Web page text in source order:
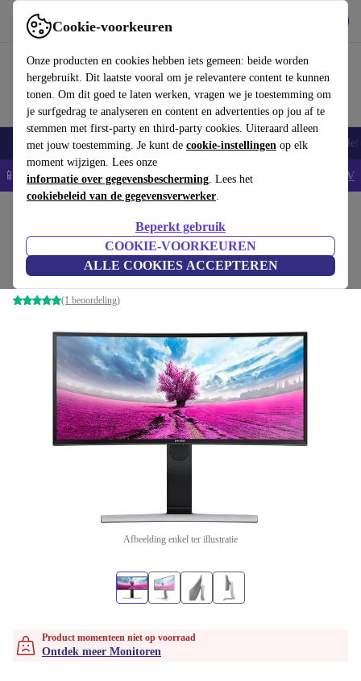
Cookie-voorkeuren
Onze producten en cookies hebben iets gemeen: beide worden
hergebruikt. Dit laatste vooral om je relevantere content te kunnen
tonen. Om dit goed te laten werken, vragen we je toestemming om
je surfgedrag te analyseren en content en advertenties op jou af te
stemmen met first-party en third-party cookies. Uiteraard alleen
met jouw toestemming. Je kunt de cookie-instellingen op elk
moment wijzigen. Lees onze
informatie over gegevensbescherming. Lees het
cookiebeleid van de gegevensverwerker.
Beperkt gebruik
COOKIE-VOORKEUREN
ALLE COOKIES ACCEPTEREN
Gebruik refurbed snel en eenvoudig
Smartphones Laptops Tablets Smartwatches Accessoires
📱5% EXTRA korting op alle iPhones – Code: IPHONEDEAL - AV
Samsung S29E790CN | 29-inch
Zwart
(1 beoordeling)
Afbeelding enkel ter illustratie
Product momenteen niet op voorraad
Ontdek meer Monitoren